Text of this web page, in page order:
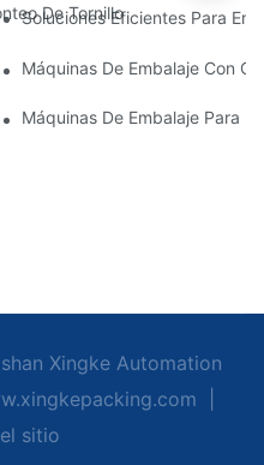
De Tornillos Para Obtener
Soluciones Eficientes Para
De Hardware Para Un
Máquinas De Embalaje Con
De Tornillos: La
Máquinas De Embalaje Para
Xingke Automation
sitio